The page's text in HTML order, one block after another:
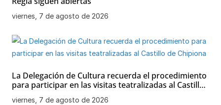
viernes, 7 de agosto de 2026
La Delegación de Cultura recuerda el procedimiento
para participar en las visitas teatralizadas al Castillo
de Chipiona
viernes, 7 de agosto de 2026